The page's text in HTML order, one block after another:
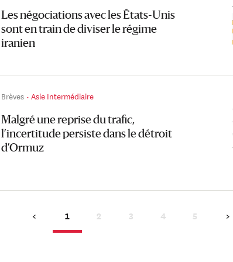
Les négociations avec les États-Unis
sont en train de diviser le régime
iranien
Brèves Asie Intermédiaire
Malgré une reprise du trafic,
l’incertitude persiste dans le détroit
d’Ormuz
1 2 3 4 5